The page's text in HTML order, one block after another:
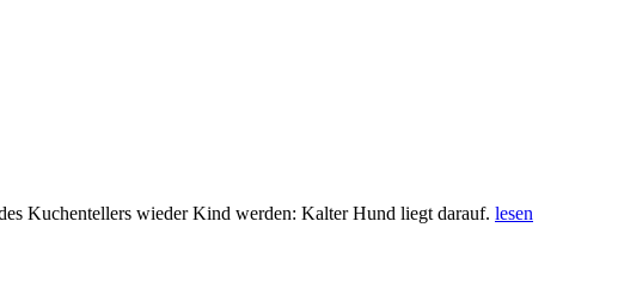
Kuchentellers wieder Kind werden: Kalter Hund liegt darauf. lesen